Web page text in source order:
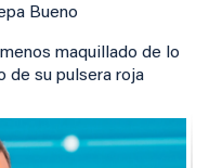
Bueno
maquillado de lo
de su pulsera roja